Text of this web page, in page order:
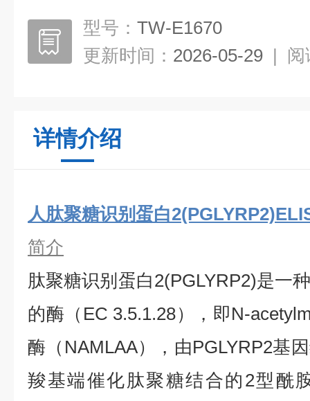
型号： TW-E1670
更新时间： 2026-05-29 | 阅
详情介绍
人肽聚糖识别蛋白
简介
肽聚糖识别蛋白2(PGLYRP2)是一
的酶（EC 3.5.1.28），即N-
酶（NAMLAA），由PGLYRP2基
羧基端催化肽聚糖结合的2型酰